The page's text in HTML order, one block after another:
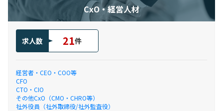
CxO・経営人材
求人数 21件
経営者・CEO・COO等
CFO
CTO・CIO
その他CxO（CMO・CHRO等）
社外役員（社外取締役/社外監査役）